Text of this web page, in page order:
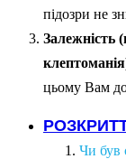
підозри не
Залежність
цьому Вам
Чи був